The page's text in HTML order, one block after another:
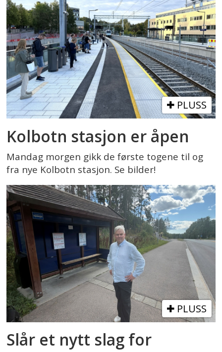
PLUSS
Kolbotn stasjon er åpen
Mandag morgen gikk de første togene til og
fra nye Kolbotn stasjon. Se bilder!
PLUSS
Slår et nytt slag for